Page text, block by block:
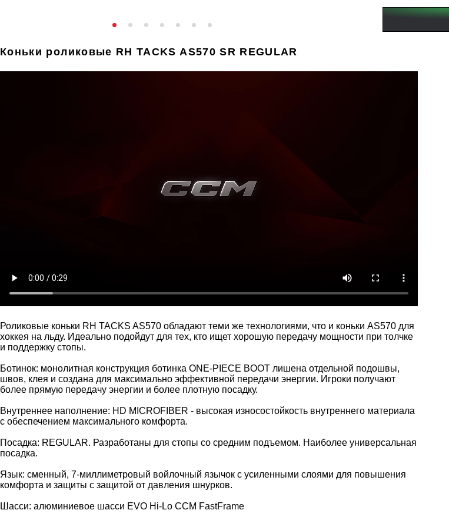
Коньки роликовые RH TACKS AS570 SR REGULAR
Роликовые коньки RH TACKS AS570 обладают теми же технологиями, что и коньки AS570 для
хоккея на льду. Идеально подойдут для тех, кто ищет хорошую передачу мощности при толчке
и поддержку стопы.
Ботинок: монолитная конструкция ботинка ONE-PIECE BOOT лишена отдельной подошвы,
швов, клея и создана для максимально эффективной передачи энергии. Игроки получают
более прямую передачу энергии и более плотную посадку.
Внутреннее наполнение: HD MICROFIBER - высокая износостойкость внутреннего материала
с обеспечением максимального комфорта.
Посадка: REGULAR. Разработаны для стопы со средним подъемом. Наиболее универсальная
посадка.
Язык: сменный, 7-миллиметровый войлочный язычок с усиленными слоями для повышения
комфорта и защиты с защитой от давления шнурков.
Шасси: алюминиевое шасси EVO Hi-Lo CCM FastFrame